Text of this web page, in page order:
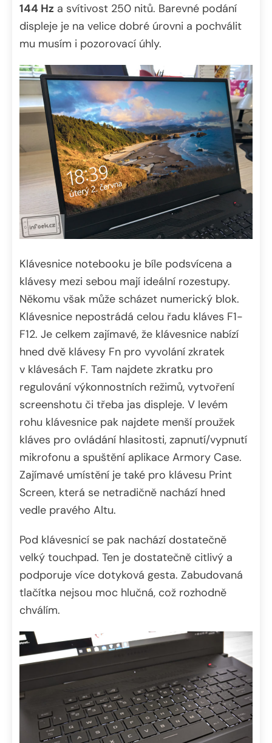
144 Hz a svítivost 250 nitů. Barevné podání
displeje je na velice dobré úrovni a pochválit
mu musím i pozorovací úhly.
Klávesnice notebooku je bíle podsvícena a
klávesy mezi sebou mají ideální rozestupy.
Někomu však může scházet numerický blok.
Klávesnice nepostrádá celou řadu kláves F1-
F12. Je celkem zajímavé, že klávesnice nabízí
hned dvě klávesy Fn pro vyvolání zkratek
v klávesách F. Tam najdete zkratku pro
regulování výkonnostních režimů, vytvoření
screenshotu či třeba jas displeje. V levém
rohu klávesnice pak najdete menší proužek
kláves pro ovládání hlasitosti, zapnutí/vypnutí
mikrofonu a spuštění aplikace Armory Case.
Zajímavé umístění je také pro klávesu Print
Screen, která se netradičně nachází hned
vedle pravého Altu.
Pod klávesnicí se pak nachází dostatečně
velký touchpad. Ten je dostatečně citlivý a
podporuje více dotyková gesta. Zabudovaná
tlačítka nejsou moc hlučná, což rozhodně
chválím.